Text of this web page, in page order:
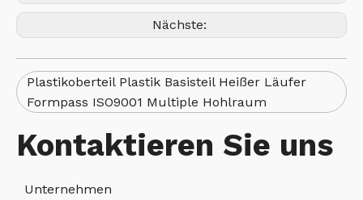
Nächste:
Plastikoberteil Plastik Basisteil Heißer Läufer
Formpass ISO9001 Multiple Hohlraum
Kontaktieren Sie uns
Unternehmen